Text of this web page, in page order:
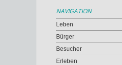
NAVIGATION
Leben
Bürger
Besucher
Erleben